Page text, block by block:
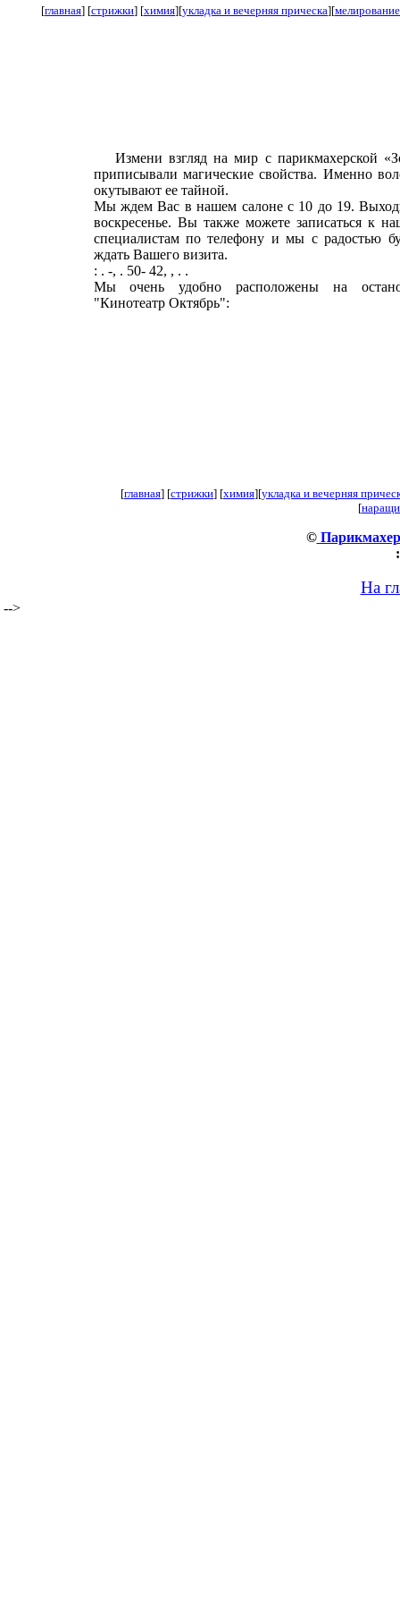
[главная] [стрижки] [химия][укладка и вечерняя прическа][
Измени взгляд на мир с парикмахерской
приписывали магические свойства. Именно
окутывают ее тайной.
Мы ждем Вас в нашем салоне с 10 до 19.
воскресенье. Вы также можете записаться к
специалистам по телефону и мы с радостью
ждать Вашего визита.
: . -, . 50- 42, , . .
Мы очень удобно расположены на
"Кинотеатр Октябрь":
[главная] [стрижки] [химия][укладка и вечерняя
[
©
На
-->